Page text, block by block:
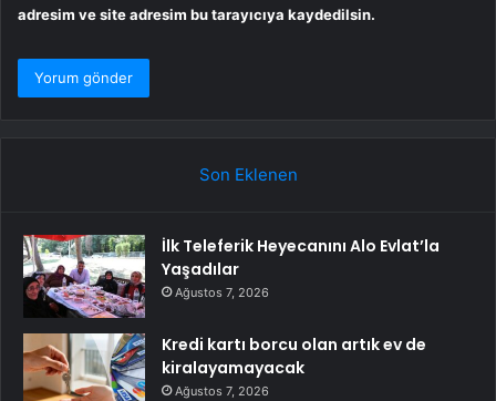
adresim ve site adresim bu tarayıcıya kaydedilsin.
Son Eklenen
İlk Teleferik Heyecanını Alo Evlat’la
Yaşadılar
Ağustos 7, 2026
Kredi kartı borcu olan artık ev de
kiralayamayacak
Ağustos 7, 2026